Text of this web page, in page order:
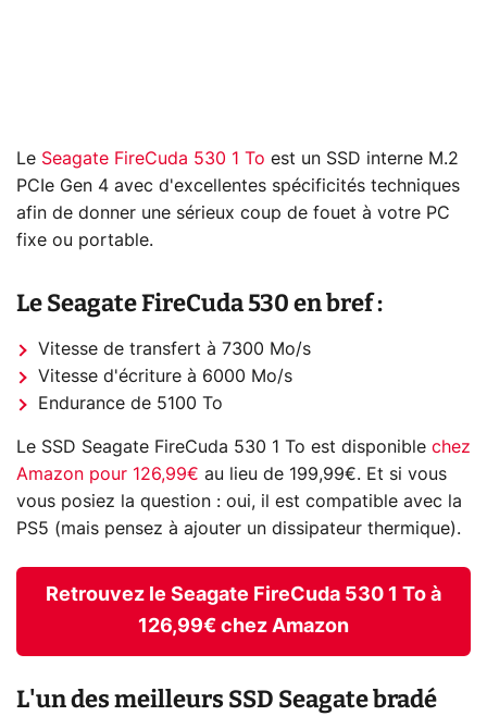
Le Seagate FireCuda 530 1 To est un SSD interne M.2
PCIe Gen 4 avec d'excellentes spécificités techniques
afin de donner une sérieux coup de fouet à votre PC
fixe ou portable.
Le Seagate FireCuda 530 en bref :
Vitesse de transfert à 7300 Mo/s
Vitesse d'écriture à 6000 Mo/s
Endurance de 5100 To
Le SSD Seagate FireCuda 530 1 To est disponible chez
Amazon pour 126,99€ au lieu de 199,99€. Et si vous
vous posiez la question : oui, il est compatible avec la
PS5 (mais pensez à ajouter un dissipateur thermique).
Retrouvez le Seagate FireCuda 530 1 To à
126,99€ chez Amazon
L'un des meilleurs SSD Seagate bradé